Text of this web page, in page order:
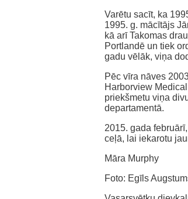
Varētu sacīt, ka
1995. g. mācītājs
kā arī Takomas
Portlandē un tiek
gadu vēlāk, viņa
Pēc vīra nāves
Harborview
priekšmetu viņa
departamentā.
2015. gada
ceļā, lai iekarotu
Māra Murphy
Foto: Egīls